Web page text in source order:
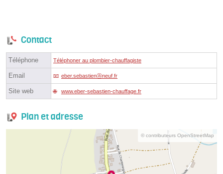
Contact
Téléphone Téléphoner au plombier-chauffagiste
Email eber.sebastienⓐneuf.fr
Site web www.eber-sebastien-chauffage.fr
Plan et adresse
© contributeurs OpenStreetMap